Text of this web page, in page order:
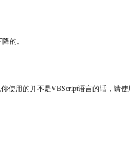
的。
使用的并不是VBScript语言的话，请使